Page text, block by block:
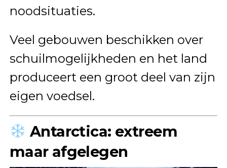
noodsituaties.
Veel gebouwen beschikken over
schuilmogelijkheden en het land
produceert een groot deel van zijn
eigen voedsel.
Antarctica: extreem
maar afgelegen